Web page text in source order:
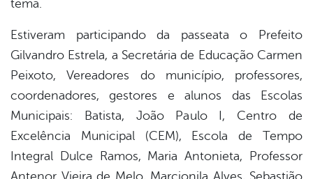
tema.
Estiveram participando da passeata o Prefeito
Gilvandro Estrela, a Secretária de Educação Carmen
Peixoto, Vereadores do município, professores,
coordenadores, gestores e alunos das Escolas
Municipais: Batista, João Paulo I, Centro de
Excelência Municipal (CEM), Escola de Tempo
Integral Dulce Ramos, Maria Antonieta, Professor